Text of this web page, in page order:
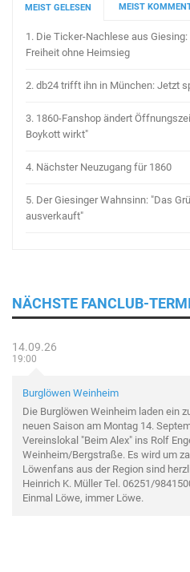
MEIST GELESEN MEIST
1. Die Ticker-Nachlese aus
Freiheit ohne Heimsieg
2. db24 trifft ihn in München: Jetzt
3. 1860-Fanshop ändert
Boykott wirkt"
4. Nächster Neuzugang für 1860
5. Der Giesinger Wahnsinn: "Das
ausverkauft"
NÄCHSTE FANCLUB-
14.09.26
19:00
Burglöwen Weinheim
Die Burglöwen Weinheim laden ein
neuen Saison am Montag 14.
Vereinslokal "Beim Alex" ins Rolf
Weinheim/Bergstraße. Es wird um
Löwenfans aus der Region sind
Heinrich K. Müller Tel. 06251/
Einmal Löwe, immer Löwe.